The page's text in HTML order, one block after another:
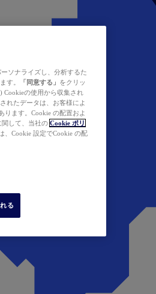
ソナライズし、分析するた
す。
「同意する」 をクリッ
Cookieの使用から収集され
れたデータは、お客様によ
ります。Cookie の配置およ
して、当社の Cookie ポリ
、Cookie 設定でCookie の配
る